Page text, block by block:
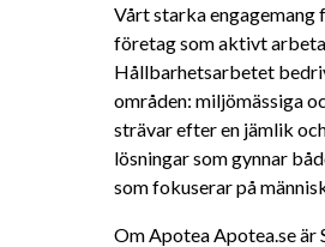
Vårt starka engagemang
företag som aktivt
Hållbarhetsarbetet
områden: miljömässiga
strävar efter en jämlik
lösningar som gynnar
som fokuserar på
Om Apotea Apotea.se